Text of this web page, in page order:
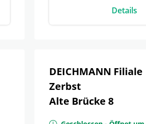
Details
DEICHMANN Filiale
Zerbst
Alte Brücke 8